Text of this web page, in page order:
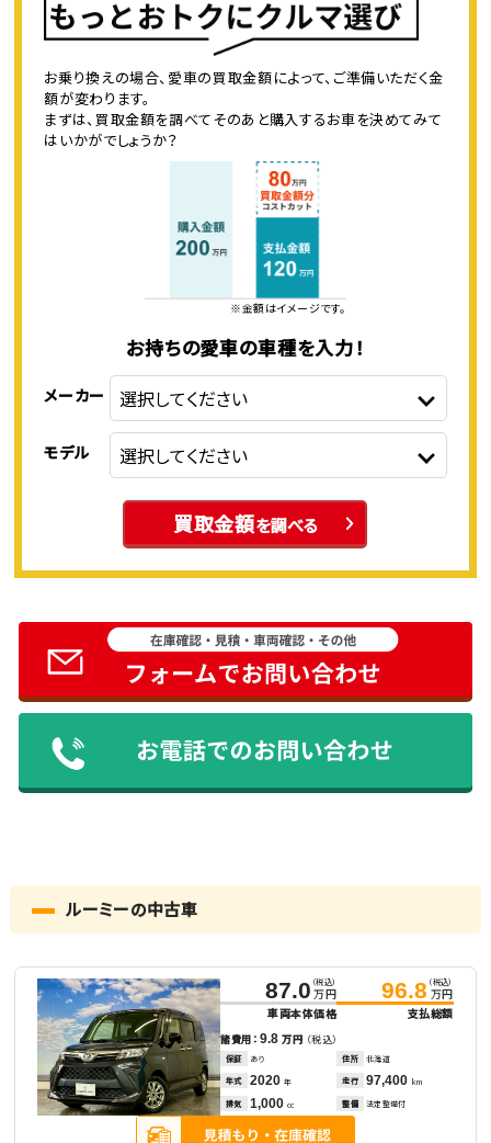
お乗り換えの場合、愛車の買取金額によって、ご準備いただく金
額が変わります。
まずは、買取金額を調べてそのあと購入するお車を決めてみて
はいかがでしょうか？
※金額はイメージです。
お持ちの愛車の車種を入力！
メーカー
モデル
買取金額を調べる
ルーミーの中古車
87.0 （税込）
万円
車両本体価格
96.8 （税込）
万円
支払総額
諸費用：9.8万円 （税込）
保証 あり 住所 北海道
年式 2020 年 走行 97,400 km
排気 1,000 cc 整備 法定整備付